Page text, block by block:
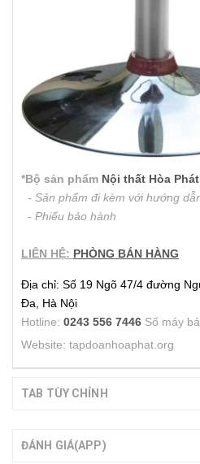
*Bộ sản phẩm Nội thất Hòa Phát
- Sản phẩm đi kèm với hướng
- Phiếu bảo hành
LIÊN HỆ: PHÒNG BÁN HÀNG
Địa chỉ: Số 19 Ngõ 47/4 đường
Đa, Hà Nội
Hotline: 0243 556 7446 Số máy
Website: tapdoanhoaphat.org
TAB TÙY CHỈNH
ĐÁNH GIÁ(APP)